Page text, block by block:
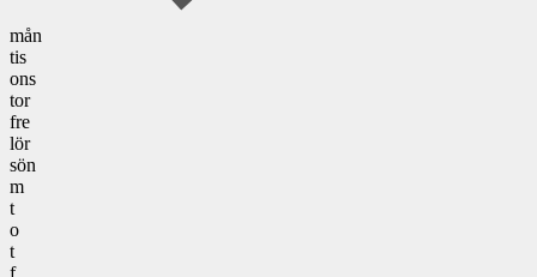
mån
tis
ons
tor
fre
lör
sön
m
t
o
t